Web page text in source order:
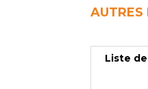
AUTRES
Liste